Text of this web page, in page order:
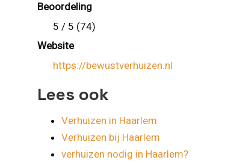
Beoordeling
5 / 5 (74)
Website
https://bewustverhuizen.nl
Lees ook
Verhuizen in Haarlem
Verhuizen bij Haarlem
verhuizen nodig in Haarlem?